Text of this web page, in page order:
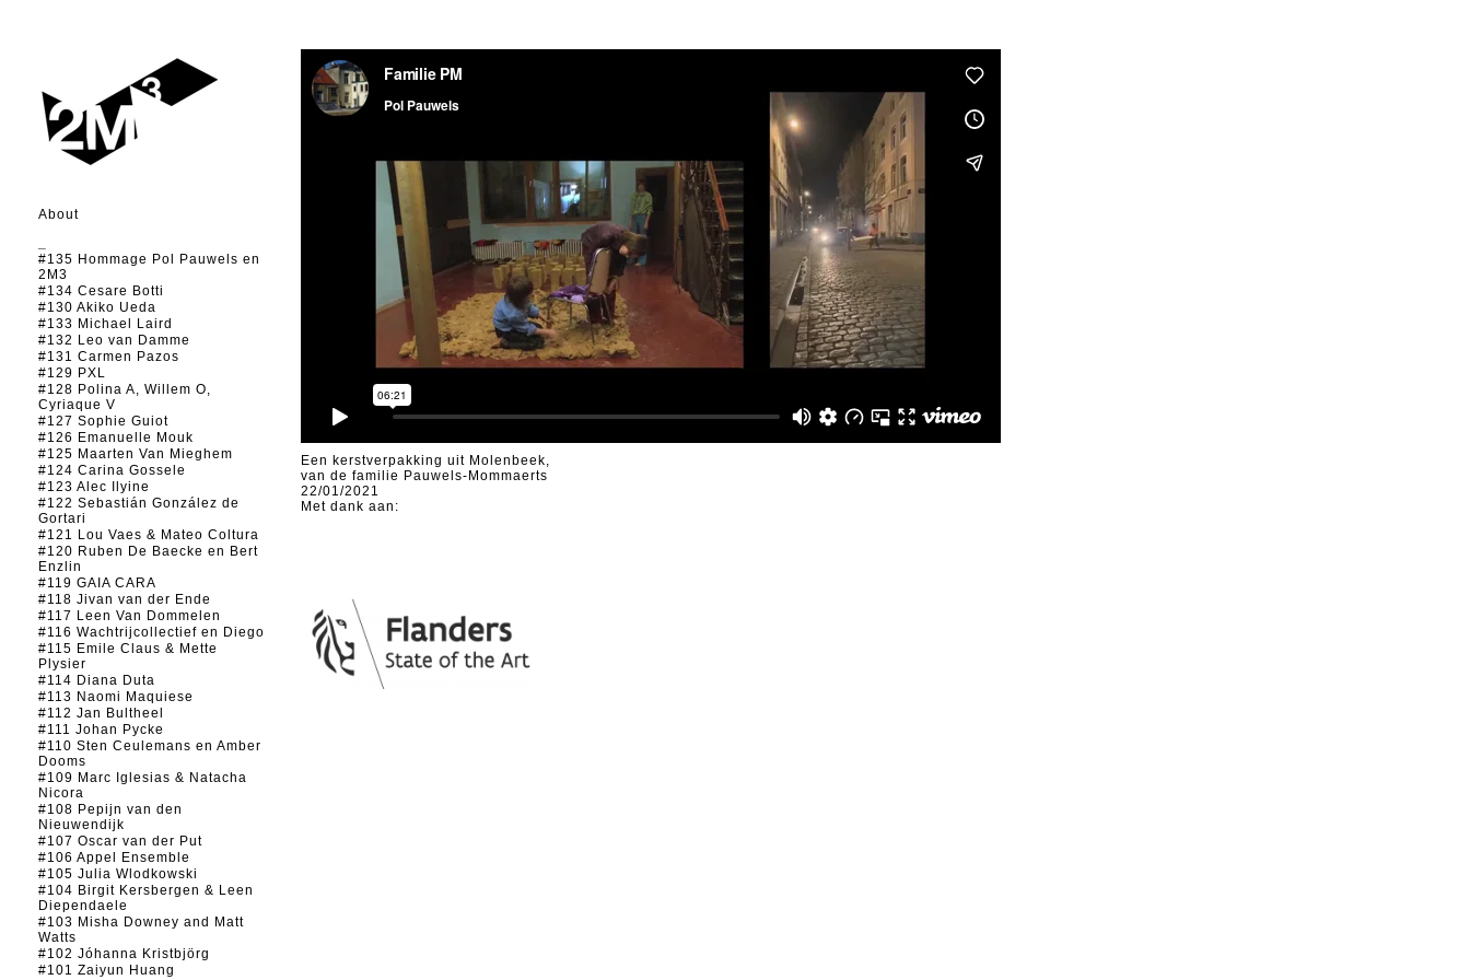
About
#135 Hommage Pol Pauwels en
2M3
#134 Cesare Botti
#130 Akiko Ueda
#133 Michael Laird
#132 Leo van Damme
#131 Carmen Pazos
#129 PXL
#128 Polina A, Willem O,
Cyriaque V
#127 Sophie Guiot
#126 Emanuelle Mouk
#125 Maarten Van Mieghem
#124 Carina Gossele
#123 Alec Ilyine
#122 Sebastián González de
Gortari
#121 Lou Vaes & Mateo Coltura
#120 Ruben De Baecke en Bert
Enzlin
#119 GAIA CARA
#118 Jivan van der Ende
#117 Leen Van Dommelen
#116 Wachtrijcollectief en Diego
#115 Emile Claus & Mette
Plysier
#114 Diana Duta
#113 Naomi Maquiese
#112 Jan Bultheel
#111 Johan Pycke
#110 Sten Ceulemans en Amber
Dooms
#109 Marc Iglesias & Natacha
Nicora
#108 Pepijn van den
Nieuwendijk
#107 Oscar van der Put
#106 Appel Ensemble
#105 Julia Wlodkowski
#104 Birgit Kersbergen & Leen
Diependaele
#103 Misha Downey and Matt
Watts
#102 Jóhanna Kristbjörg
#101 Zaiyun Huang
Een kerstverpakking uit Molenbeek,
van de familie Pauwels-Mommaerts
22/01/2021
Met dank aan: